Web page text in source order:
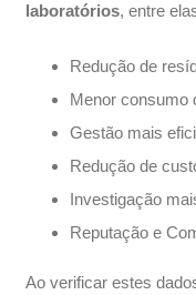
laboratórios, entre
Redução de
Menor consumo
Gestão mais
Redução de
Investigação
Reputação e
Ao verificar estes